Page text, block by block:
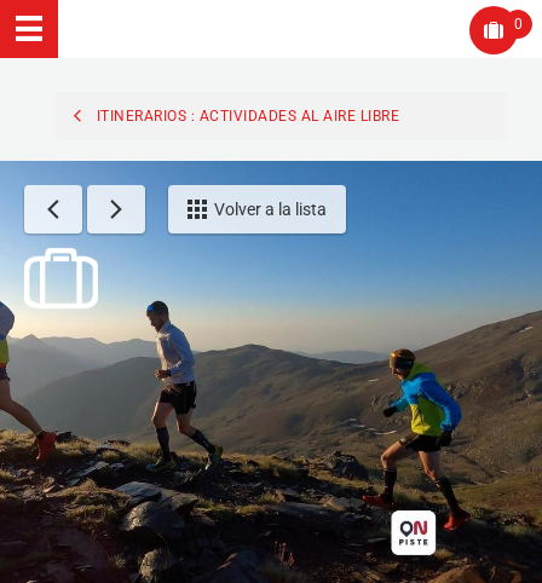
0
ITINERARIOS : ACTIVIDADES AL AIRE LIBRE
Volver a la lista